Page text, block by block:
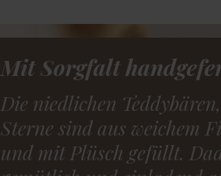
Mit Sorgfalt
Die niedlichen
Sterne sind aus weichem
und mit Plüsch gefüllt.